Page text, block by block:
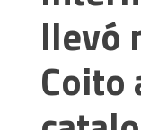
llevó
Coito